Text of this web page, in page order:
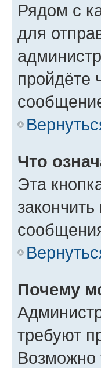
Рядом с
для
пройдёте
Что
Эта
Почему
требуют
Возможно